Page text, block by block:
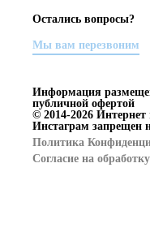
Политика
Согласие на
Остались вопросы?
Мы вам перезвоним
Информация
публичной офертой
© 2014-2026
Инстаграм запрещен